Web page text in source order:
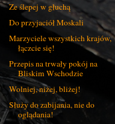
Ze ślepej w głuchą
Do przyjaciół Moskali
Marzyciele wszystkich krajów,
łączcie się!
Przepis na trwały pokój na
Bliskim Wschodzie
Wolniej, niżej, bliżej!
Służy do zabijania, nie do
oglądania!